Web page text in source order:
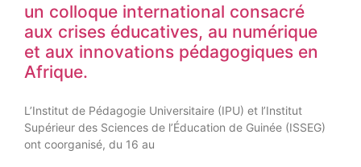
un colloque international consacré
aux crises éducatives, au numérique
et aux innovations pédagogiques en
Afrique.
L’Institut de Pédagogie Universitaire (IPU) et l’Institut
Supérieur des Sciences de l’Éducation de Guinée (ISSEG)
ont coorganisé, du 16 au